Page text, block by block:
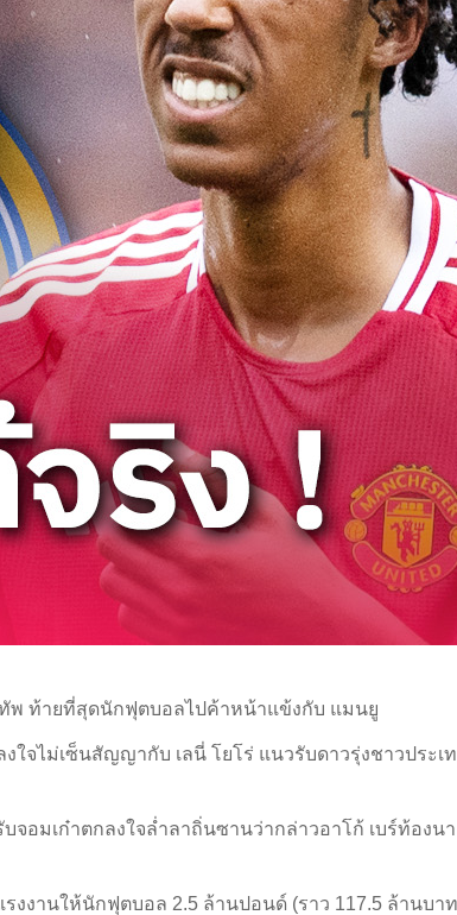
ทัพ ท้ายที่สุดนักฟุตบอลไปค้าหน้าแข้งกับ แมนยู
ใจไม่เซ็นสัญญากับ เลนี่ โยโร่ แนวรับดาวรุ่งชาวประ
มเก๋าตกลงใจล่ำลาถิ่นซานว่ากล่าวอาโก้ เบร์ท้องน
งานให้นักฟุตบอล 2.5 ล้านปอนด์ (ราว 117.5 ล้านบ